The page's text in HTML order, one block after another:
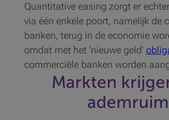
Quantitative easing zorgt er
via één enkele poort, namelijk de
banken, terug in de economie
omdat met het ‘nieuwe geld'
commerciële banken worden
Markten